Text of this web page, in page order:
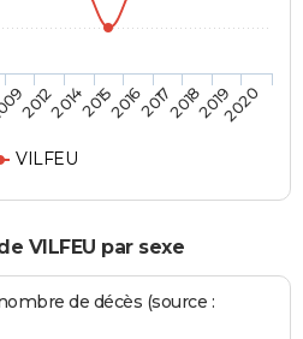
VILFEU
20122014201520162017201820192020
VILFEU par sexe
de décès (source :